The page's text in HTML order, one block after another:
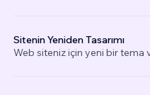
Sitenin Yeniden Tasarımı
Web siteniz için yeni bir tema